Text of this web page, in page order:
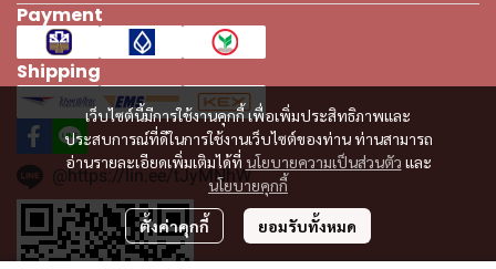
เว็บไซต์นี้มีการใช้งานคุกกี้ เพื่อเพิ่มประสิทธิภาพและ
ประสบการณ์ที่ดีในการใช้งานเว็บไซต์ของท่าน ท่านสามารถ
อ่านรายละเอียดเพิ่มเติมได้ที่ นโยบายความเป็นส่วนตัว และ
นโยบายคุกกี้
ตั้งค่าคุกกี้ ยอมรับทั้งหมด
Payment
Shipping
@https://lin.ee/tJyMNhW